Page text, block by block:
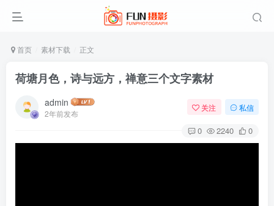
首页 素材下载 正文
荷塘月色，诗与远方，禅意三个文字素材
admin
2年前发布
关注 私信
0 2240 0